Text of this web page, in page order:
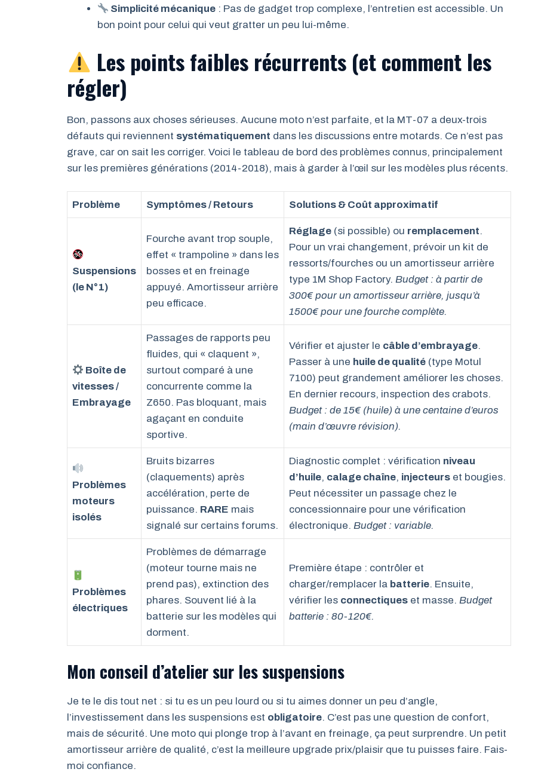
Simplicité mécanique : Pas de gadget trop complexe, l’entretien est accessible. Un
bon point pour celui qui veut gratter un peu lui-même.
Les points faibles récurrents (et comment les
régler)
Bon, passons aux choses sérieuses. Aucune moto n’est parfaite, et la MT-07 a deux-trois
défauts qui reviennent systématiquement dans les discussions entre motards. Ce n’est pas
grave, car on sait les corriger. Voici le tableau de bord des problèmes connus, principalement
sur les premières générations (2014-2018), mais à garder à l’œil sur les modèles plus récents.
Problème Symptômes / Retours Solutions & Coût approximatif
Suspensions
(le N°1)
Fourche avant trop souple,
effet « trampoline » dans les
bosses et en freinage
appuyé. Amortisseur arrière
peu efficace.
Réglage (si possible) ou remplacement.
Pour un vrai changement, prévoir un kit de
ressorts/fourches ou un amortisseur arrière
type 1M Shop Factory. Budget : à partir de
300€ pour un amortisseur arrière, jusqu’à
1500€ pour une fourche complète.
Boîte de
vitesses /
Embrayage
Passages de rapports peu
fluides, qui « claquent »,
surtout comparé à une
concurrente comme la
Z650. Pas bloquant, mais
agaçant en conduite
sportive.
Vérifier et ajuster le câble d’embrayage.
Passer à une huile de qualité (type Motul
7100) peut grandement améliorer les choses.
En dernier recours, inspection des crabots.
Budget : de 15€ (huile) à une centaine d’euros
(main d’œuvre révision).
Problèmes
moteurs
isolés
Bruits bizarres
(claquements) après
accélération, perte de
puissance. RARE mais
signalé sur certains forums.
Diagnostic complet : vérification niveau
d’huile, calage chaîne, injecteurs et bougies.
Peut nécessiter un passage chez le
concessionnaire pour une vérification
électronique. Budget : variable.
Problèmes
électriques
Problèmes de démarrage
(moteur tourne mais ne
prend pas), extinction des
phares. Souvent lié à la
batterie sur les modèles qui
dorment.
Première étape : contrôler et
charger/remplacer la batterie. Ensuite,
vérifier les connectiques et masse. Budget
batterie : 80-120€.
Mon conseil d’atelier sur les suspensions
Je te le dis tout net : si tu es un peu lourd ou si tu aimes donner un peu d’angle,
l’investissement dans les suspensions est obligatoire. C’est pas une question de confort,
mais de sécurité. Une moto qui plonge trop à l’avant en freinage, ça peut surprendre. Un petit
amortisseur arrière de qualité, c’est la meilleure upgrade prix/plaisir que tu puisses faire. Fais-
moi confiance.